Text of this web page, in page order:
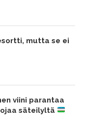
mutta se ei
viini parantaa
säteilyltä